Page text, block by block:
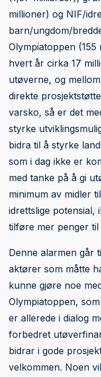
millioner) og NIF/
barn/ungdom/
Olympiatoppen
hvert år cirka 17
utøverne, og
direkte
varsko, så er det
styrke
bidra til å styrke
som i dag ikke er
med tanke på å gi
minimum av midler
idrettslige
tilføre mer penger til
Denne alarmen går
aktører som måtte
kunne gjøre noe
Olympiatoppen,
er allerede i dialog
forbedret
bidrar i gode
velkommen. Noen